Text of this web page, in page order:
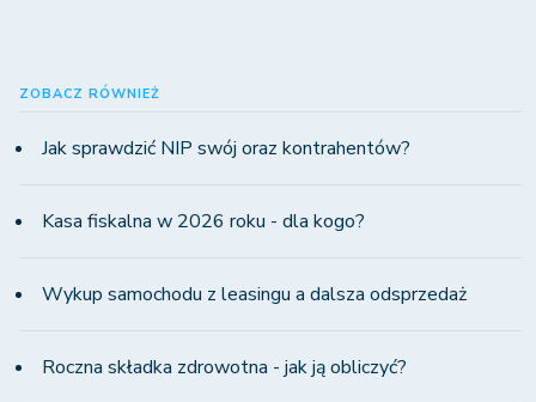
ZOBACZ RÓWNIEŻ
Jak sprawdzić NIP swój oraz kontrahentów?
Kasa fiskalna w 2026 roku - dla kogo?
Wykup samochodu z leasingu a dalsza odsprzedaż
Roczna składka zdrowotna - jak ją obliczyć?